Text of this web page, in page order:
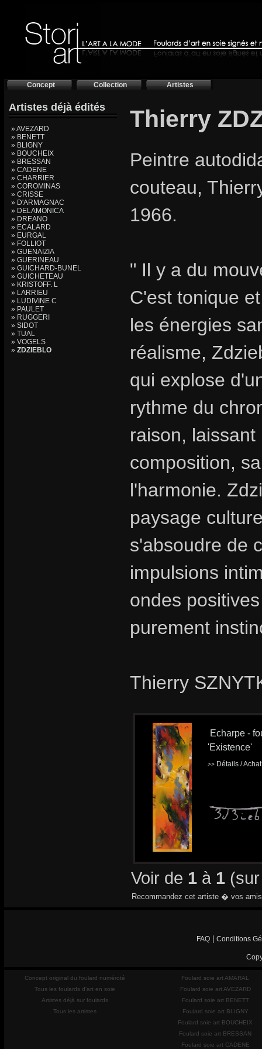
Concept Collection Artistes
Artistes déjà édités
» AVEZARD
» BENETT
» BLIGNY
» BOUCHEIX
» BRESSAN
» CADENE
» CHARRIER
» COROMINAS
» CRISSE
» D'ARMAGNAC
» DELAMONICA
» DREANO
» ECALARD
» EURGAL
» FOLLIOT
» GUENAIZIA
» GUERINEAU
» GUICHARD-BUNEL
» GUICHETEAU
» KRISTOFF. L
» LARRIEU
» LUDIVINE C
» PAULET
» RUGGERI
» SIDOT
» TUAL
» VOGELS
» ZDZIEBLO
Thierry
Peintre
couteau,
1966.
" Il y a du
C'est tonique
les énergies
réalisme,
qui explose
rythme du
raison,
composition,
l'harmonie.
paysage
s'absoudre de
impulsions
ondes
purement
Thierry
Echarpe -
'Existence'
>> Détails /
Voir de 1 à 1
Recommandez cet artiste � vos
FAQ Conditions
Concept original du foulard numéroté
Tous les foulards d'art en soie
Artistes déjà sur foulards
Tous les artistes
Foulard soie art AMARAL
Foulard soie art AVEZARD
Foulard soie art BENETT
Foulard soie art BLIGNY
Foulard soie art BOUCHEIX
Foulard soie art BRESSAN
Foulard soie art CADENE